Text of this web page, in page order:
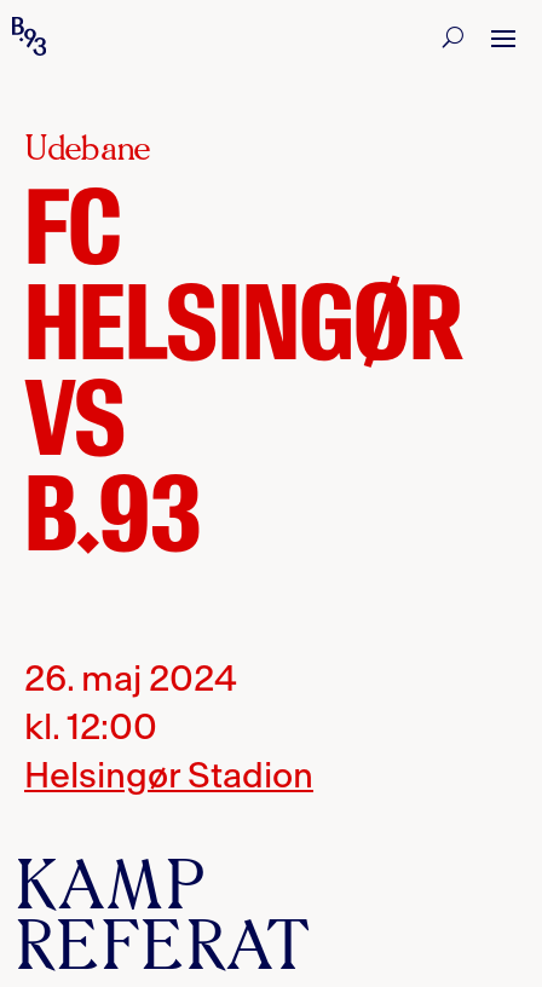
Udebane
FC
HELSINGØR
VS
B.93
26. maj 2024
kl. 12:00
Helsingør Stadion
KAMP
REFERAT